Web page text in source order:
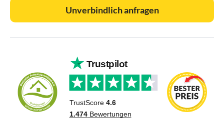
Unverbindlich anfragen